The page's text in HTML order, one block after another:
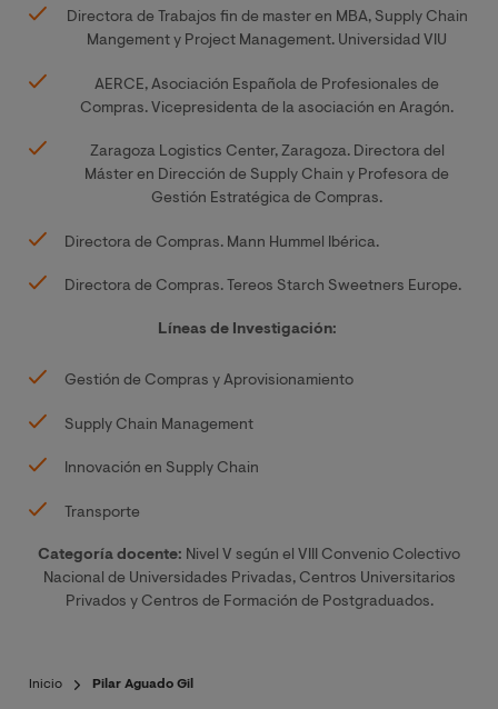
Directora de Trabajos fin de master en MBA, Supply Chain
Mangement y Project Management. Universidad VIU
AERCE, Asociación Española de Profesionales de
Compras. Vicepresidenta de la asociación en Aragón.
Zaragoza Logistics Center, Zaragoza. Directora del
Máster en Dirección de Supply Chain y Profesora de
Gestión Estratégica de Compras.
Directora de Compras. Mann Hummel Ibérica.
Directora de Compras. Tereos Starch Sweetners Europe.
Líneas de Investigación:
Gestión de Compras y Aprovisionamiento
Supply Chain Management
Innovación en Supply Chain
Transporte
Categoría docente: Nivel V según el VIII Convenio Colectivo
Nacional de Universidades Privadas, Centros Universitarios
Privados y Centros de Formación de Postgraduados.
Inicio Pilar Aguado Gil